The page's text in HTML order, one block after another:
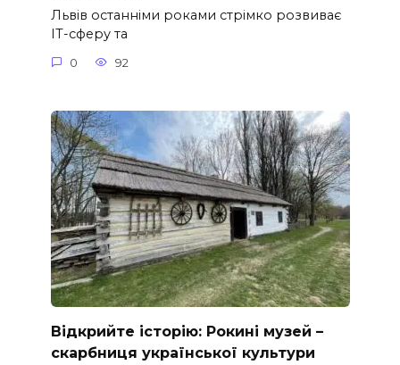
Львів останніми роками стрімко розвиває
ІТ-сферу та
0 92
Відкрийте історію: Рокині музей –
скарбниця української культури